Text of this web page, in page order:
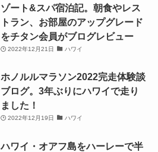
ゾート&スパ宿泊記。朝食やレス
トラン、お部屋のアップグレード
をチタン会員がブログレビュー
2022年12月21日 ハワイ
ホノルルマラソン2022完走体験談
ブログ。3年ぶりにハワイで走り
ました！
2022年12月19日 ハワイ
ハワイ・オアフ島をハーレーで半